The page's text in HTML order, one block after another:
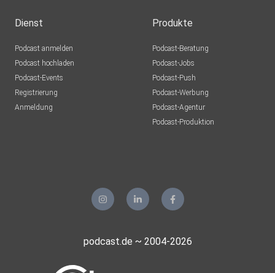
Dienst
Podcast anmelden
Podcast hochladen
Podcast-Events
Registrierung
Anmeldung
Produkte
Podcast-Beratung
Podcast-Jobs
Podcast-Push
Podcast-Werbung
Podcast-Agentur
Podcast-Produktion
podcast.de ~ 2004-2026